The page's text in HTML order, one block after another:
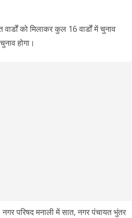
को मिलाकर कुल 16 वार्डों में चुनाव
होगा।
परिषद मनाली में सात, नगर पंचायत भुंतर